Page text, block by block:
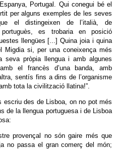
Portugal. Qui conegui bé el
per alguns exemples de les seves
el distingeixen de l’italià, de
es trobaria en posició
llengües [...] Quina joia i quina
Migdia si, per una coneixença més
pròpia llengua i amb algunes
el francès d’una banda, amb
sentís fins a dins de l’organisme
tota la civilització llatina!”.
des de Lisboa, on no pot més
de la llengua portuguesa i de Lisboa
provençal no són gaire més que
no passa el gran comerç del món;